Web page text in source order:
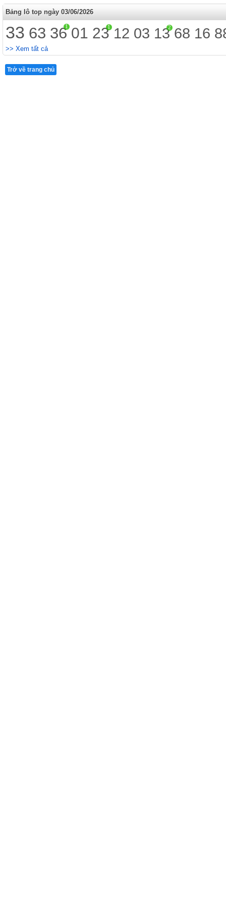
Bảng lô top ngày 03/06/2026
33 63 361 01 231 12 03 132 68 16
>> Xem tất cả
Trở về trang chủ